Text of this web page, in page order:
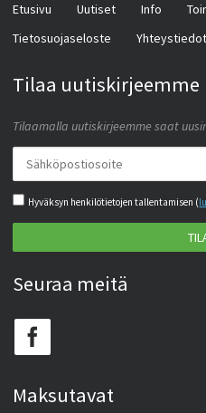
Etusivu Uutiset Info
Tietosuojaseloste
Yhteystiedot
Tilaa uutiskirjeemme
Tilaamalla uutiskirjeemme saat
Hyväksyn henkilötietojen tallentamisen (
Seuraa meitä
Maksutavat